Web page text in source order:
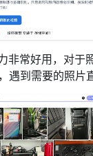
非常好用，对于
遇到需要的照片